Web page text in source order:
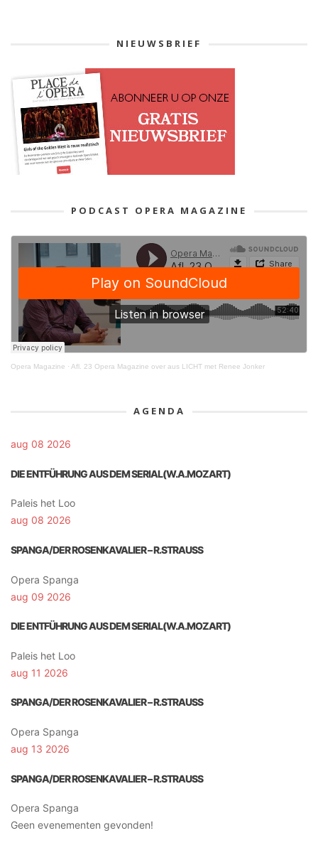
NIEUWSBRIEF
PODCAST OPERA MAGAZINE
Opera Magazine · Afl. 23 Opera Magazine over aus LICHT met Renee Jonker
AGENDA
aug 08 2026
DIE ENTFÜHRUNG AUS DEM SERIAL(W.A.MOZART)
Paleis het Loo
aug 08 2026
SPANGA/DER ROSENKAVALIER – R.STRAUSS
Opera Spanga
aug 09 2026
DIE ENTFÜHRUNG AUS DEM SERIAL(W.A.MOZART)
Paleis het Loo
aug 11 2026
SPANGA/DER ROSENKAVALIER – R.STRAUSS
Opera Spanga
aug 13 2026
SPANGA/DER ROSENKAVALIER – R.STRAUSS
Opera Spanga
Geen evenementen gevonden!